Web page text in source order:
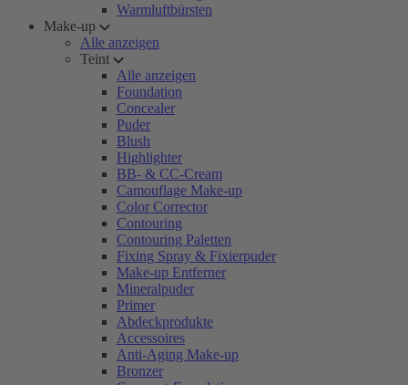
Warmluftbürsten
Make-up
Alle anzeigen
Teint
Alle anzeigen
Foundation
Concealer
Puder
Blush
Highlighter
BB- & CC-Cream
Camouflage Make-up
Color Corrector
Contouring
Contouring Paletten
Fixing Spray & Fixierpuder
Make-up Entferner
Mineralpuder
Primer
Abdeckprodukte
Accessoires
Anti-Aging Make-up
Bronzer